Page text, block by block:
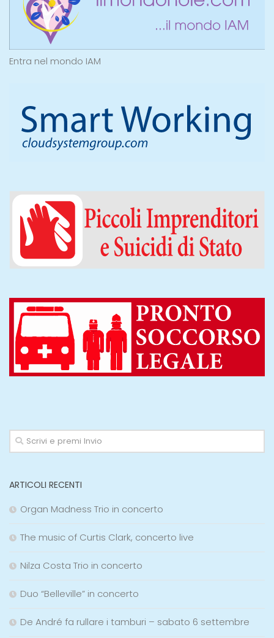
Entra nel mondo IAM
ARTICOLI RECENTI
Organ Madness Trio in concerto
The music of Curtis Clark, concerto live
Nilza Costa Trio in concerto
Duo “Belleville” in concerto
De André fa rullare i tamburi – sabato 6 settembre